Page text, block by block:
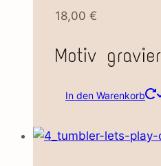
18,00 €
Motiv
In den Warenkorb